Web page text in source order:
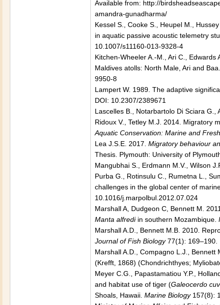
Available from: http://
amandra-gunadharma/
Kessel S., Cooke S., Heupel M.,
in aquatic passive acoustic telemetry
10.1007/s11160-013-9328-4
Kitchen-Wheeler A.-M., Ari C.,
Maldives atolls: North Male, Ari and
9950-8
Lampert W. 1989. The adaptive
DOI: 10.2307/2389671
Lascelles B., Notarbartolo Di Sciara G.,
Ridoux V., Tetley M.J. 2014. Migratory
Aquatic Conservation: Marine and
Lea J.S.E. 2017. Migratory behaviour
Thesis. Plymouth: University of
Mangubhai S., Erdmann M.V., Wilson
Purba G., Rotinsulu C., Rumetna L.,
challenges in the global center of
10.1016/j.marpolbul.2012.07.024
Marshall A, Dudgeon C, Bennett M.
Manta alfrediin southern Mozambique.
Marshall A.D., Bennett M.B. 2010.
Journal of Fish Biology77(1): 169–190.
Marshall A.D., Compagno L.J.,
(Krefft, 1868) (Chondrichthyes;
Meyer C.G., Papastamatiou Y.P.,
and habitat use of tiger (Galeocerdo
Shoals, Hawaii. Marine Biology157(8):